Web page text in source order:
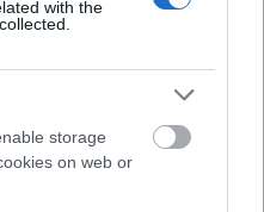
with the
storage
on web or